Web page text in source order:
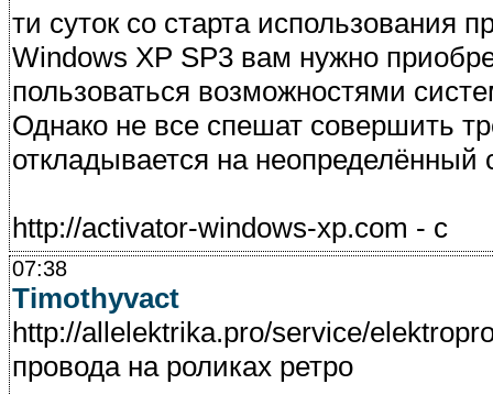
ти суток со старта использования
Windows XP SP3 вам нужно
пользоваться возможностями
Однако не все спешат совершить
откладывается на неопределённый
http://activator-windows-xp.com - с
07:38
Timothyvact
http://allelektrika.pro/service/
провода на роликах ретро